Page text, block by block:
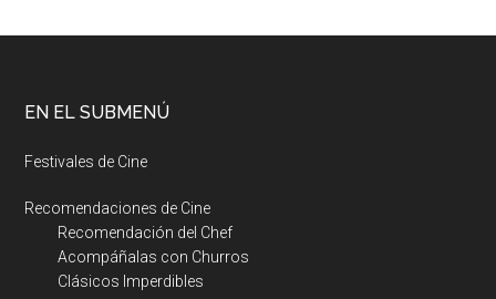
EN EL SUBMENÚ
Festivales de Cine
Recomendaciones de Cine
Recomendación del Chef
Acompáñalas con Churros
Clásicos Imperdibles